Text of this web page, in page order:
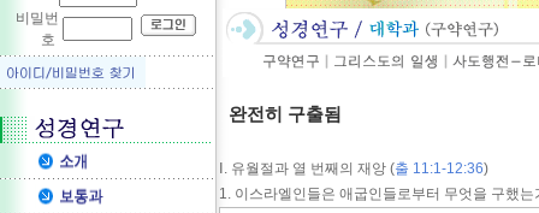
비밀번
호
완전히 구출됨
Ⅰ. 유월절과 열 번째의 재앙 (출 11:1-12:36)
1. 이스라엘인들은 애굽인들로부터 무엇을 구했는